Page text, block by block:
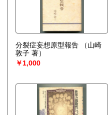
分裂症妄想原型報告
（山崎
敦子 著）
￥1,000